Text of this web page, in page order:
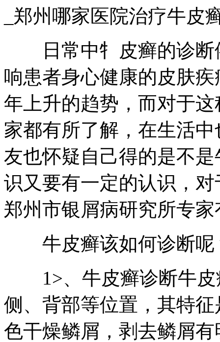
_郑州哪家医院治疗牛皮
日常中牜皮癣的诊断
响患者身心健康的皮肤
年上升的趋势，而对于
家都有所了解，在生活
友也怀疑自己得的是不
识又要有一定的认识，
郑州市银屑病研究所专
牛皮癣该如何诊断呢
1>、牛皮癣诊断牛皮
侧、背部等位置，其特
色干燥鳞屑，剥去鳞屑